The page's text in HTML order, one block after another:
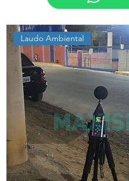
Laudo Ambiental